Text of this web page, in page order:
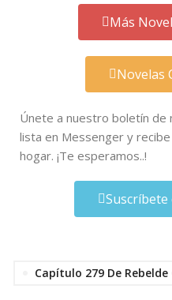
Más
Novelas
Únete a nuestro boletín de
lista en Messenger y
hogar. ¡Te esperamos..!
Capítulo 279 De